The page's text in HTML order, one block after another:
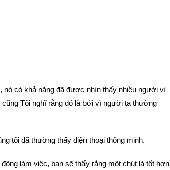
có khả năng đã được nhìn thấy nhiều người vì
Tôi nghĩ rằng đó là bởi vì người ta thường
tôi đã thường thấy điện thoại thông minh.
làm việc, bạn sẽ thấy rằng một chút là tốt hơn